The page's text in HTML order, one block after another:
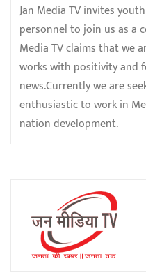
Jan Media TV invites
personnel to join us as a
Media TV claims that we
works with positivity and
news.Currently we are
enthusiastic to work in
nation development.